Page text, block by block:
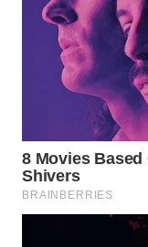
WN
BEKASI
WN
BOGOR
WN
DEPOK
WN